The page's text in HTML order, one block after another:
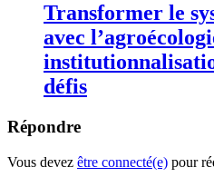
Transformer le
avec
défis
Répondre
Vous devez être connecté(e) pour